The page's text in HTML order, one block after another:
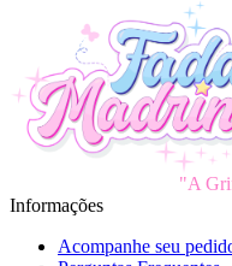
"A
Informações
Acompanhe seu